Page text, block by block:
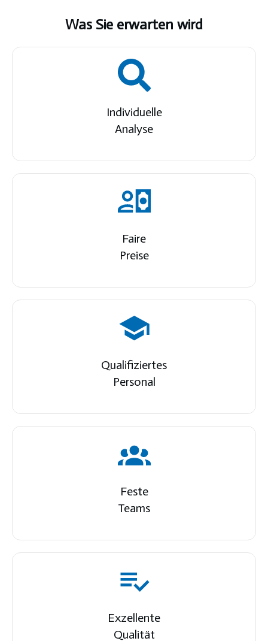
Was Sie erwarten wird
Individuelle
Analyse
Faire
Preise
Qualifiziertes
Personal
Feste
Teams
Exzellente
Qualität